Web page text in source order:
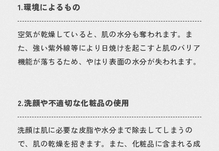
1.環境によるもの
空気が乾燥していると、肌の水分も奪われます。ま
た、強い紫外線等により日焼けを起こすと肌のバリア
機能が落ちるため、やはり表面の水分が失われます。
2.洗顔や不適切な化粧品の使用
洗顔は肌に必要な皮脂や水分まで除去してしまうの
で、肌の乾燥を招きます。また、化粧品に含まれる成